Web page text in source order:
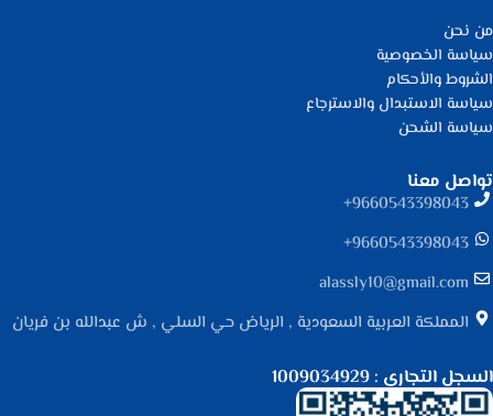
من نحن
سياسة الخصوصية
الشروط والأحكام
سياسة الاستبدال والاسترجاع
سياسة الشحن
تواصل معنا
9660543398043⁩+
9660543398043⁩+
alassly10@gmail.com
المملكة العربية السعودية , الرياض حي السلي , ش عبدالله بن فريان
السجل التجاري : 1009034929